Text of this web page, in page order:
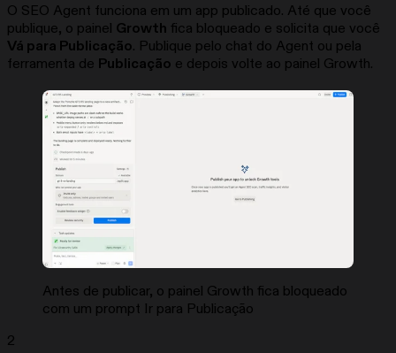
O SEO Agent funciona em um app publicado. Até que você
publique, o painel Growth fica bloqueado e solicita que você
Vá para Publicação. Publique pelo chat do Agent ou pela
ferramenta de Publicação e depois volte ao painel Growth.
Antes de publicar, o painel Growth fica bloqueado
com um prompt Ir para Publicação
2